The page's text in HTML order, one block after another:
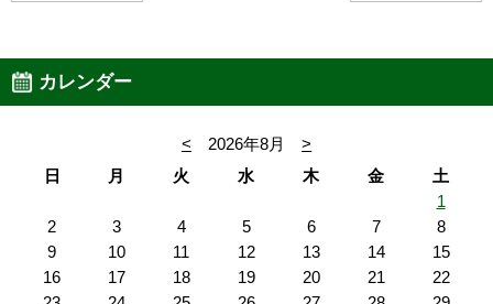
カレンダー
< 2026年8月
>
日
月 火 水 木 金
土
1
2
3 4 5 6 7
8
9
10 11 12 13 14
15
16
17 18 19 20 21
22